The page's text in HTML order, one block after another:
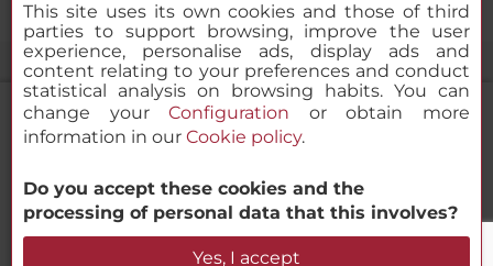
NH Collection Madrid Abascal
Verificar disponibilidad
© 2000-2026 MINOR HOTELS EUROPE & AMERICAS Santa Engracia,
120. 28003 Madrid, España
This site uses its own cookies and those of third
parties to support browsing, improve the user
experience, personalise ads, display ads and
content relating to your preferences and conduct
statistical analysis on browsing habits. You can
change yourConfiguration or obtain more
information in our Cookie policy.
Do you accept these cookies and the
processing of personal data that this involves?
Yes, I accept